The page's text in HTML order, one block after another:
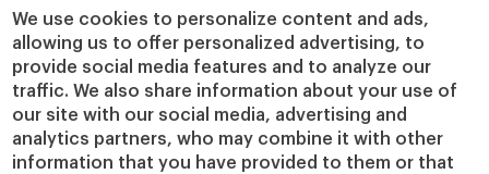
We use cookies to personalize content and ads,
allowing us to offer personalized advertising, to
provide social media features and to analyze our
traffic. We also share information about your use of
our site with our social media, advertising and
analytics partners, who may combine it with other
information that you have provided to them or that